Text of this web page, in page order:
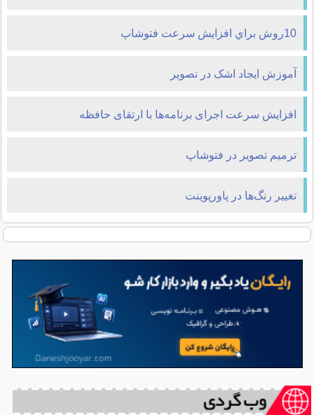
10روش براي افزايش سرعت فتوشاپ
آموزش ایجاد اشک در تصویر
افزایش سرعت اجرای برنامه‌ها با ارتقای حافظه
ترميم تصوير در فتوشاپ
تغییر رنگ‌ها در پاورپوینت